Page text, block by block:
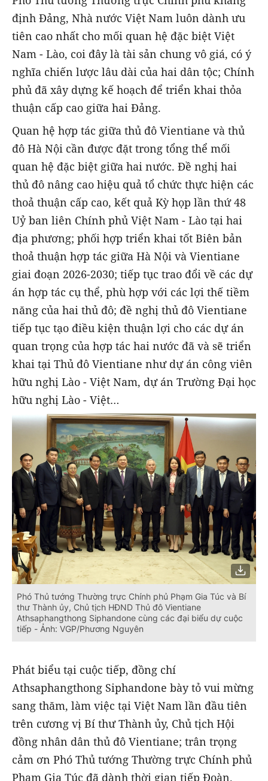
định Đảng, Nhà nước Việt Nam luôn dành ưu
tiên cao nhất cho mối quan hệ đặc biệt Việt
Nam - Lào, coi đây là tài sản chung vô giá, có ý
nghĩa chiến lược lâu dài của hai dân tộc; Chính
phủ đã xây dựng kế hoạch để triển khai thỏa
thuận cấp cao giữa hai Đảng.
Quan hệ hợp tác giữa thủ đô Vientiane và thủ
đô Hà Nội cần được đặt trong tổng thể mối
quan hệ đặc biệt giữa hai nước. Đề nghị hai
thủ đô nâng cao hiệu quả tổ chức thực hiện các
thoả thuận cấp cao, kết quả Kỳ họp lần thứ 48
Uỷ ban liên Chính phủ Việt Nam - Lào tại hai
địa phương; phối hợp triển khai tốt Biên bản
thoả thuận hợp tác giữa Hà Nội và Vientiane
giai đoạn 2026-2030; tiếp tục trao đổi về các dự
án hợp tác cụ thể, phù hợp với các lợi thế tiềm
năng của hai thủ đô; đề nghị thủ đô Vientiane
tiếp tục tạo điều kiện thuận lợi cho các dự án
quan trọng của hợp tác hai nước đã và sẽ triển
khai tại Thủ đô Vientiane như dự án công viên
hữu nghị Lào - Việt Nam, dự án Trường Đại học
hữu nghị Lào - Việt…
Phó Thủ tướng Thường trực Chính phủ Phạm Gia Túc và Bí
thư Thành ủy, Chủ tịch HĐND Thủ đô Vientiane
Athsaphangthong Siphandone cùng các đại biểu dự cuộc
tiếp - Ảnh: VGP/Phương Nguyên
Phát biểu tại cuộc tiếp, đồng chí
Athsaphangthong Siphandone bày tỏ vui mừng
sang thăm, làm việc tại Việt Nam lần đầu tiên
trên cương vị Bí thư Thành ủy, Chủ tịch Hội
đồng nhân dân thủ đô Vientiane; trân trọng
cảm ơn Phó Thủ tướng Thường trực Chính phủ
Phạm Gia Túc đã dành thời gian tiếp Đoàn.